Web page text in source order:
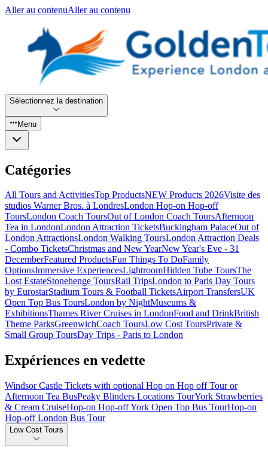
Aller au contenuAller au contenu
Sélectionnez la destination
Menu
Catégories
All Tours and ActivitiesTop ProductsNEW Products 2026Visite des
studios Warner Bros. à LondresLondon Hop-on Hop-off
ToursLondon Coach ToursOut of London Coach ToursAfternoon
Tea in LondonLondon Attraction TicketsBuckingham PalaceOut of
London AttractionsLondon Walking ToursLondon Attraction Deals
- Combo TicketsChristmas and New YearNew Year's Eve - 31
DecemberFeatured ProductsFun Things To DoFamily
OptionsImmersive ExperiencesLightroomHidden Tube ToursThe
Lost EstateStonehenge ToursRail TripsLondon to Paris Day Tours
by EurostarStadium Tours & Football TicketsAirport TransfersUK
Open Top Bus ToursLondon by NightMuseums &
ExhibitionsThames River Cruises in LondonFood and DrinkBritish
Theme ParksGreenwichCoach ToursLow Cost ToursPrivate &
Small Group ToursDay Trips - Paris to London
Expériences en vedette
Windsor Castle Tickets with optional Hop on Hop off Tour or
Afternoon Tea BusPeaky Blinders Locations TourYork Strawberries
& Cream CruiseHop-on Hop-off York Open Top Bus TourHop-on
Hop-off London Bus Tour
Low Cost Tours